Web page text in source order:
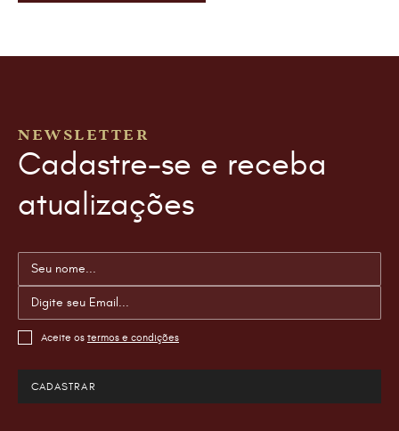
NEWSLETTER
Cadastre-se e receba
atualizações
Aceite os termos e condições